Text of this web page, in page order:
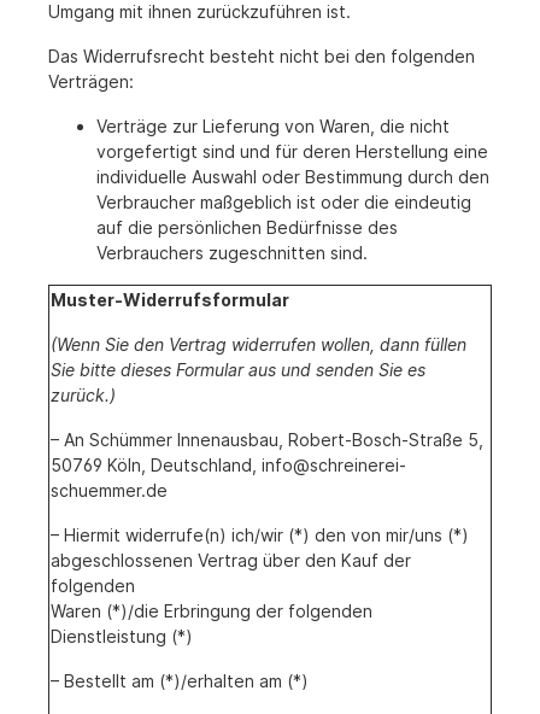
Umgang mit ihnen zurückzuführen ist.
Das Widerrufsrecht besteht nicht bei den folgenden
Verträgen:
Verträge zur Lieferung von Waren, die nicht
vorgefertigt sind und für deren Herstellung eine
individuelle Auswahl oder Bestimmung durch den
Verbraucher maßgeblich ist oder die eindeutig
auf die persönlichen Bedürfnisse des
Verbrauchers zugeschnitten sind.
Muster-Widerrufsformular
(Wenn Sie den Vertrag widerrufen wollen, dann füllen
Sie bitte dieses Formular aus und senden Sie es
zurück.)
– An Schümmer Innenausbau, Robert-Bosch-Straße 5,
50769 Köln, Deutschland, info@schreinerei-
schuemmer.de
– Hiermit widerrufe(n) ich/wir (*) den von mir/uns (*)
abgeschlossenen Vertrag über den Kauf der
folgenden
Waren (*)/die Erbringung der folgenden
Dienstleistung (*)
– Bestellt am (*)/erhalten am (*)